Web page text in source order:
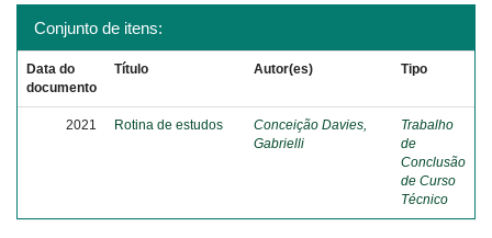
Conjunto de itens:
Data do
documento
Título Autor(es) Tipo
2021 Rotina de estudos
Conceição Davies,
Gabrielli
Trabalho
de
Conclusão
de Curso
Técnico